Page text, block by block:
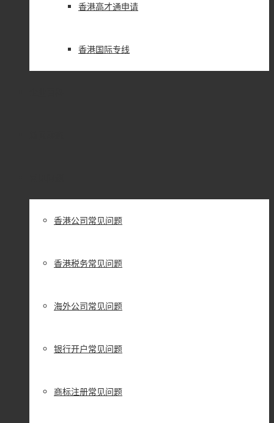
香港高才通申请
香港国际专线
香港公司常见问题
香港税务常见问题
海外公司常见问题
银行开户常见问题
商标注册常见问题